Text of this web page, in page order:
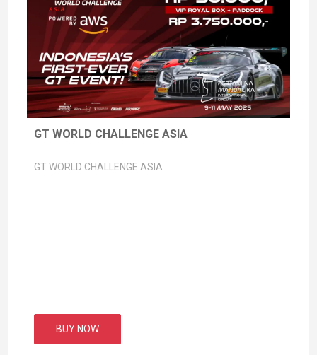
GT WORLD CHALLENGE ASIA
GT WORLD CHALLENGE ASIA
BUY NOW